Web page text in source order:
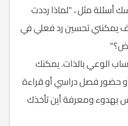
أسئلة مثل ، "لماذا رددت
يمكنني تحسين رد فعلي في
الوعي بالذات. يمكنك
حضور فصل دراسي أو قراءة
بهدوء ومعرفة أين تأخذك